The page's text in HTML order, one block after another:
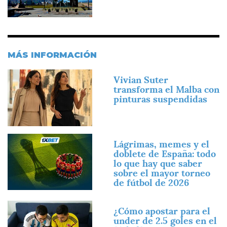
MÁS INFORMACIÓN
Imagen
Vivian Suter
transforma el Malba con
pinturas suspendidas
Imagen
Lágrimas, memes y el
doblete de España: todo
lo que hay que saber
sobre el mayor torneo
de fútbol de 2026
Imagen
¿Cómo apostar para el
under de 2.5 goles en el